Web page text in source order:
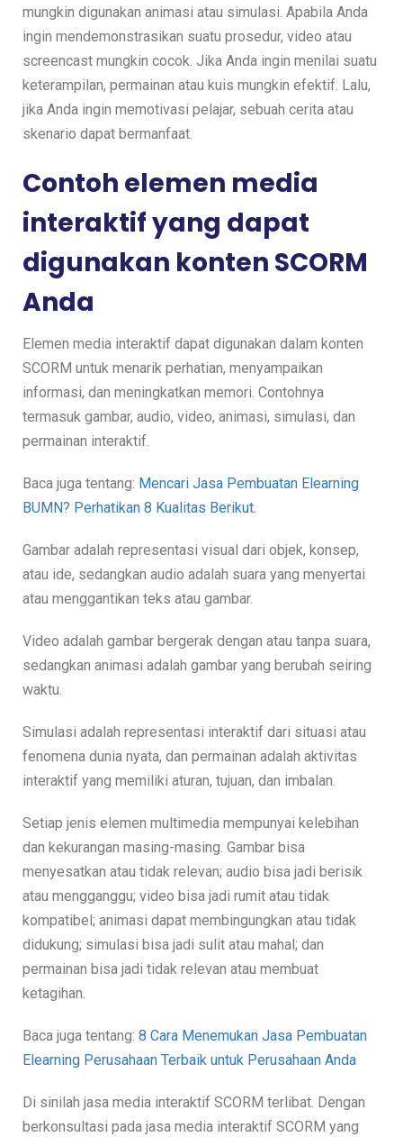
mungkin digunakan animasi atau simulasi. Apabila Anda
ingin mendemonstrasikan suatu prosedur, video atau
screencast mungkin cocok. Jika Anda ingin menilai suatu
keterampilan, permainan atau kuis mungkin efektif. Lalu,
jika Anda ingin memotivasi pelajar, sebuah cerita atau
skenario dapat bermanfaat.
Contoh elemen media
interaktif yang dapat
digunakan konten SCORM
Anda
Elemen media interaktif dapat digunakan dalam konten
SCORM untuk menarik perhatian, menyampaikan
informasi, dan meningkatkan memori. Contohnya
termasuk gambar, audio, video, animasi, simulasi, dan
permainan interaktif.
Baca juga tentang: Mencari Jasa Pembuatan Elearning
BUMN? Perhatikan 8 Kualitas Berikut.
Gambar adalah representasi visual dari objek, konsep,
atau ide, sedangkan audio adalah suara yang menyertai
atau menggantikan teks atau gambar.
Video adalah gambar bergerak dengan atau tanpa suara,
sedangkan animasi adalah gambar yang berubah seiring
waktu.
Simulasi adalah representasi interaktif dari situasi atau
fenomena dunia nyata, dan permainan adalah aktivitas
interaktif yang memiliki aturan, tujuan, dan imbalan.
Setiap jenis elemen multimedia mempunyai kelebihan
dan kekurangan masing-masing. Gambar bisa
menyesatkan atau tidak relevan; audio bisa jadi berisik
atau mengganggu; video bisa jadi rumit atau tidak
kompatibel; animasi dapat membingungkan atau tidak
didukung; simulasi bisa jadi sulit atau mahal; dan
permainan bisa jadi tidak relevan atau membuat
ketagihan.
Baca juga tentang: 8 Cara Menemukan Jasa Pembuatan
Elearning Perusahaan Terbaik untuk Perusahaan Anda
Di sinilah jasa media interaktif SCORM terlibat. Dengan
berkonsultasi pada jasa media interaktif SCORM yang